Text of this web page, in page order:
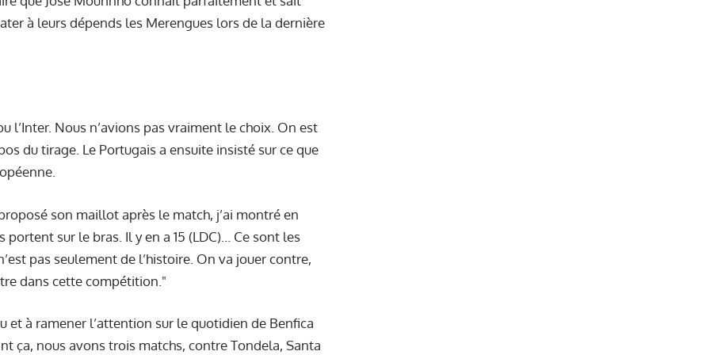
à leurs dépends les Merengues lors de la dernière
l’Inter. Nous n’avions pas vraiment le choix. On est
du tirage. Le Portugais a ensuite insisté sur ce que
son maillot après le match, j’ai montré en
sur le bras. Il y en a 15 (LDC)… Ce sont les
pas seulement de l’histoire. On va jouer contre,
dans cette compétition."
et à ramener l’attention sur le quotidien de Benfica
ça, nous avons trois matchs, contre Tondela, Santa